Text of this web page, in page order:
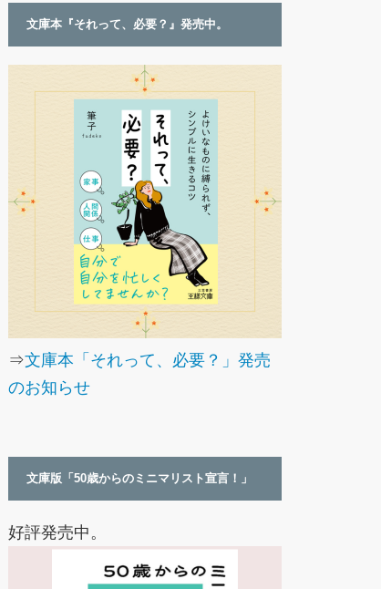
文庫本『それって、必要？』発売中。
⇒文庫本「それって、必要？」発売
のお知らせ
文庫版「50歳からのミニマリスト宣言！」
好評発売中。